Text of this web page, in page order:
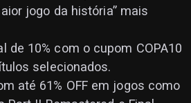
jogo da história” mais
de 10% com o cupom COPA10
selecionados.
até 61% OFF em jogos como